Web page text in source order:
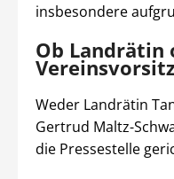
insbesondere
Ob Landrätin
Weder Landrätin
Gertrud Maltz-
die Pressestelle